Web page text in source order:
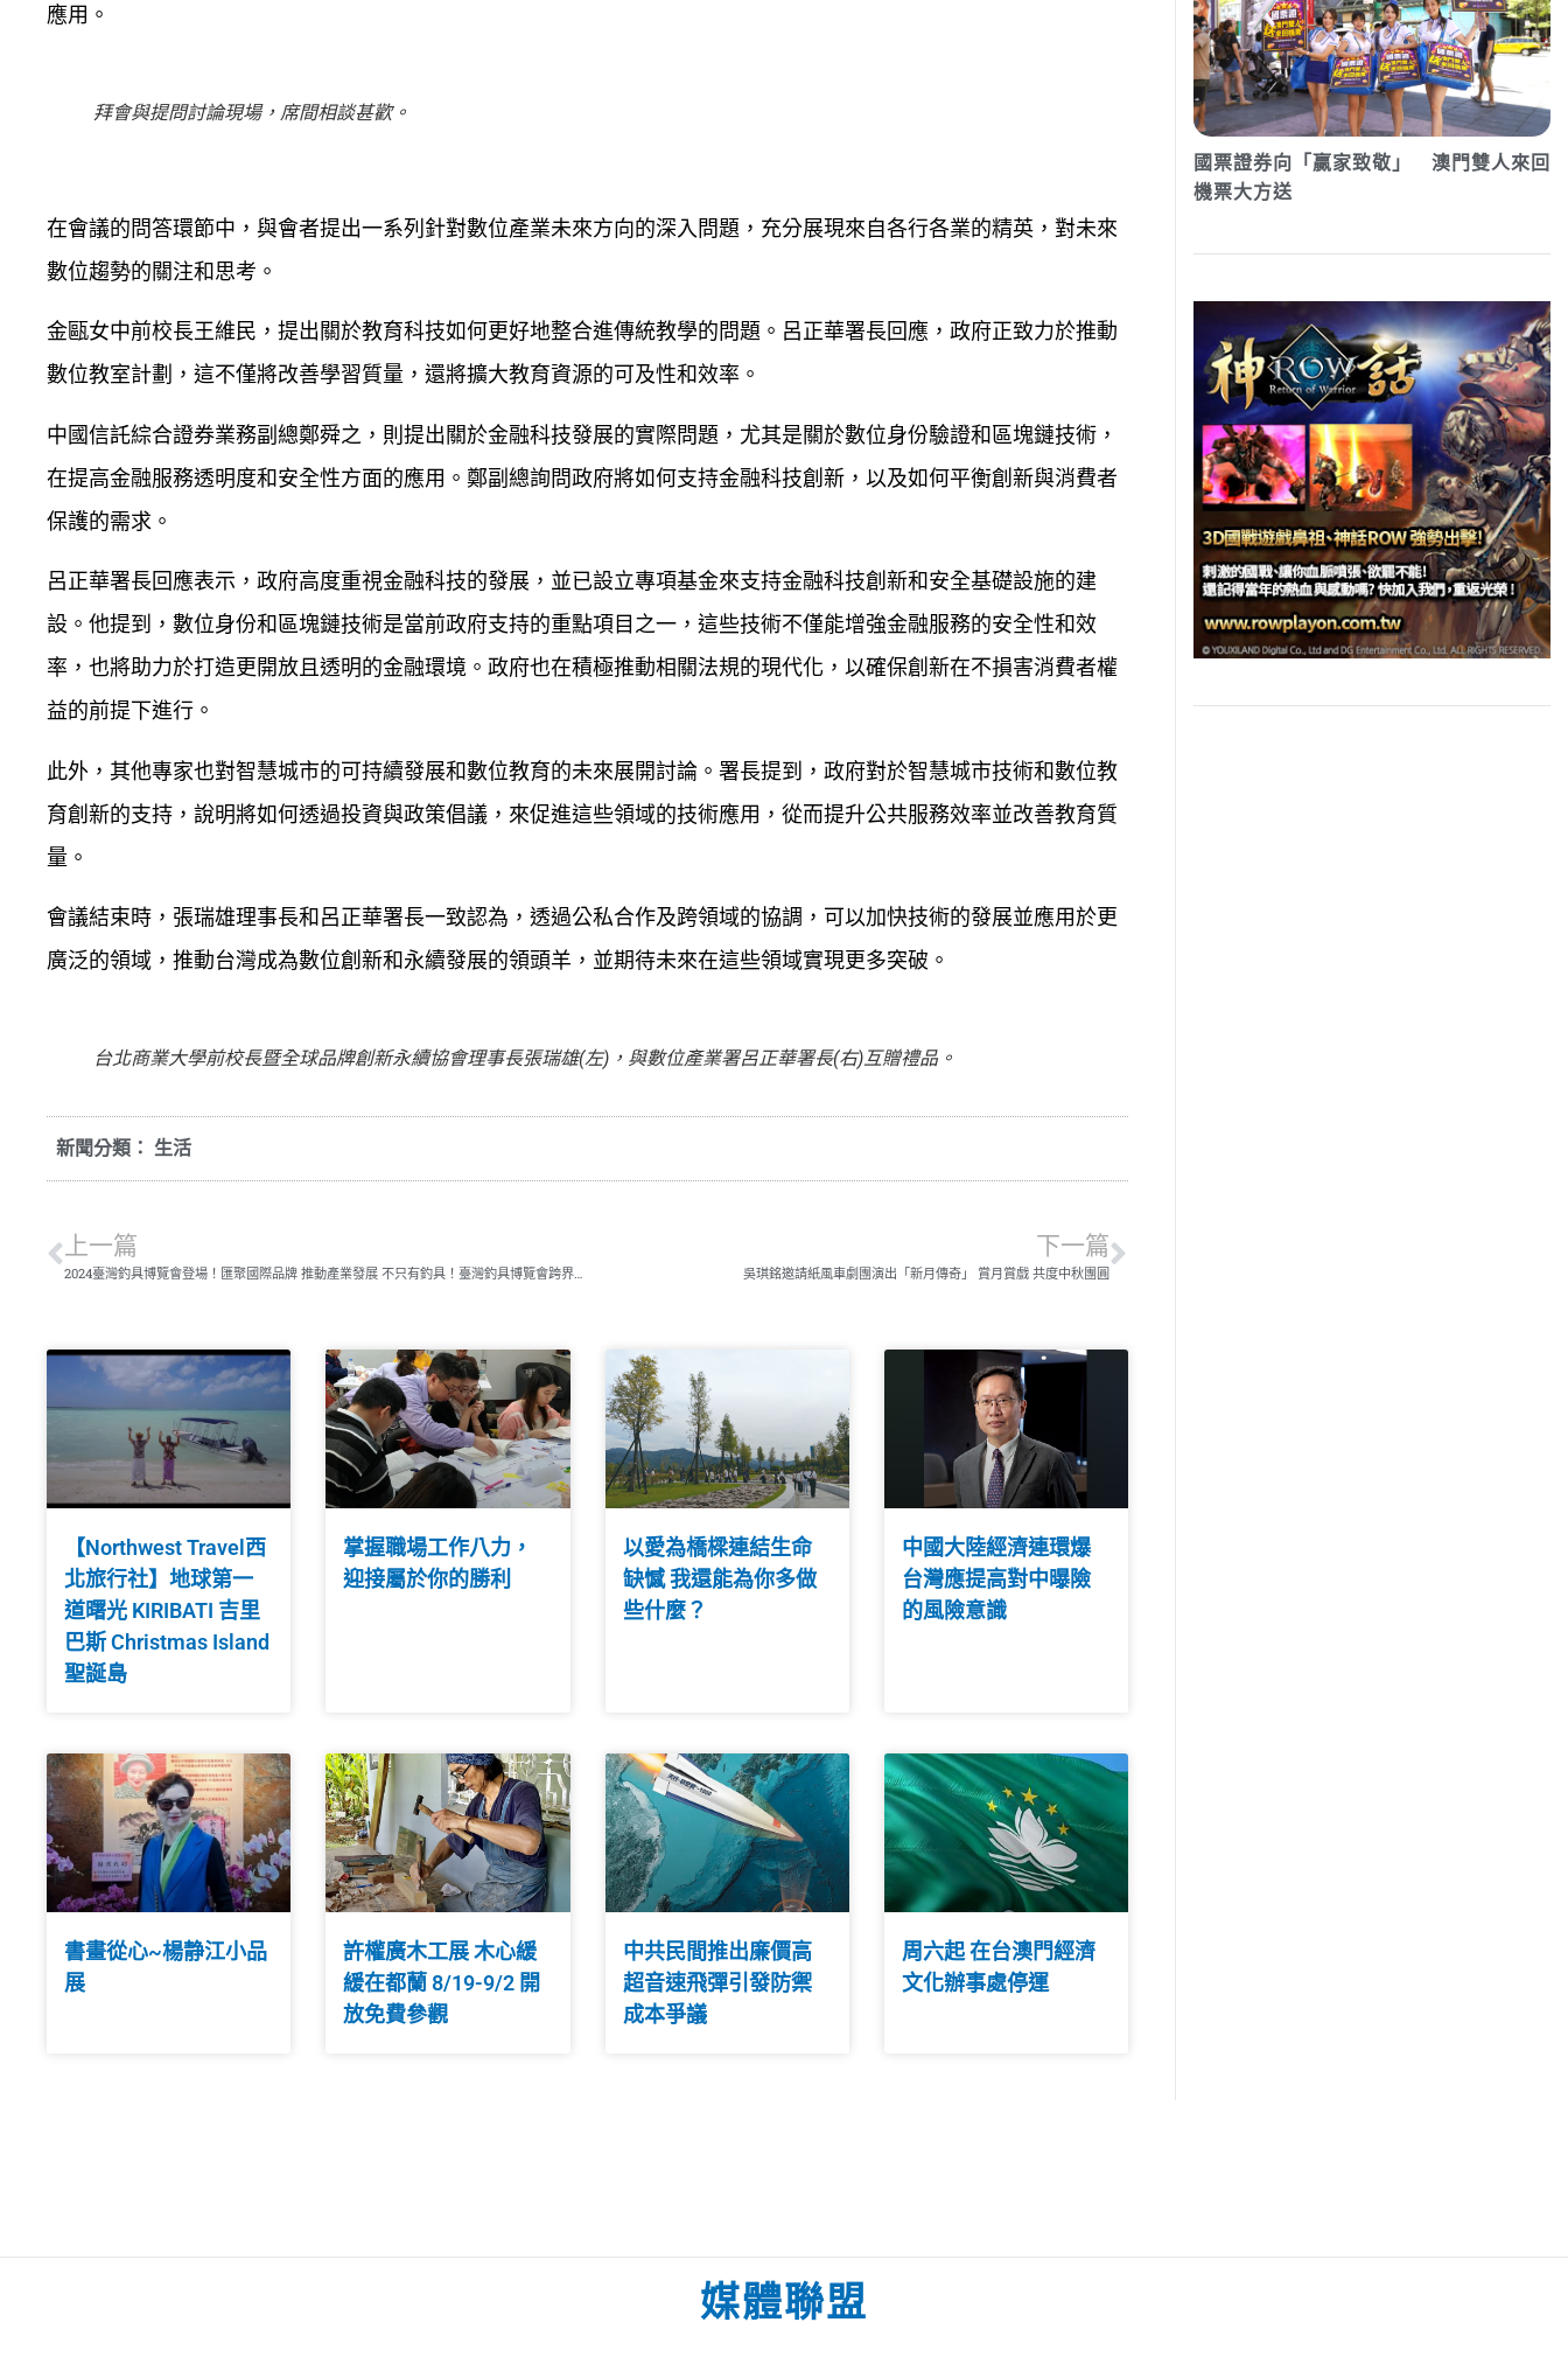
應用。
拜會與提問討論現場，席間相談甚歡。
在會議的問答環節中，與會者提出一系列針對數位產業未來方向的深入問題，充分展現來自各行各業的精英，對未來
數位趨勢的關注和思考。
金甌女中前校長王維民，提出關於教育科技如何更好地整合進傳統教學的問題。呂正華署長回應，政府正致力於推動
數位教室計劃，這不僅將改善學習質量，還將擴大教育資源的可及性和效率。
中國信託綜合證券業務副總鄭舜之，則提出關於金融科技發展的實際問題，尤其是關於數位身份驗證和區塊鏈技術，
在提高金融服務透明度和安全性方面的應用。鄭副總詢問政府將如何支持金融科技創新，以及如何平衡創新與消費者
保護的需求。
呂正華署長回應表示，政府高度重視金融科技的發展，並已設立專項基金來支持金融科技創新和安全基礎設施的建
設。他提到，數位身份和區塊鏈技術是當前政府支持的重點項目之一，這些技術不僅能增強金融服務的安全性和效
率，也將助力於打造更開放且透明的金融環境。政府也在積極推動相關法規的現代化，以確保創新在不損害消費者權
益的前提下進行。
此外，其他專家也對智慧城市的可持續發展和數位教育的未來展開討論。署長提到，政府對於智慧城市技術和數位教
育創新的支持，說明將如何透過投資與政策倡議，來促進這些領域的技術應用，從而提升公共服務效率並改善教育質
量。
會議結束時，張瑞雄理事長和呂正華署長一致認為，透過公私合作及跨領域的協調，可以加快技術的發展並應用於更
廣泛的領域，推動台灣成為數位創新和永續發展的領頭羊，並期待未來在這些領域實現更多突破。
台北商業大學前校長暨全球品牌創新永續協會理事長張瑞雄(左)，與數位產業署呂正華署長(右)互贈禮品。
新聞分類： 生活
上一篇 下一篇
吳琪銘邀請紙風車劇團演出「新月傳奇」 賞月賞戲 共度中秋團圓
【Northwest Travel西
北旅行社】地球第一
道曙光 KIRIBATI 吉里
巴斯 Christmas Island
聖誕島
掌握職場工作八力，
迎接屬於你的勝利
以愛為橋樑連結生命
缺憾 我還能為你多做
些什麼？
中國大陸經濟連環爆
台灣應提高對中曝險
的風險意識
書畫從心~楊静江小品
展
許權廣木工展 木心緩
緩在都蘭 8/19-9/2 開
放免費參觀
中共民間推出廉價高
超音速飛彈引發防禦
成本爭議
周六起 在台澳門經濟
文化辦事處停運
國票證券向「贏家致敬」 澳門雙人來回
機票大方送
媒體聯盟